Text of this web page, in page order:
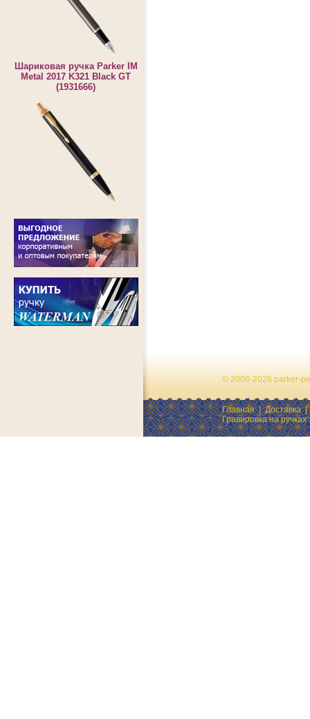
Шариковая ручка Parker IM
Metal 2017 K321 Black GT
(1931666)
© 2008-2026 parker-
Главная|Доставка
Гравировка на ручках